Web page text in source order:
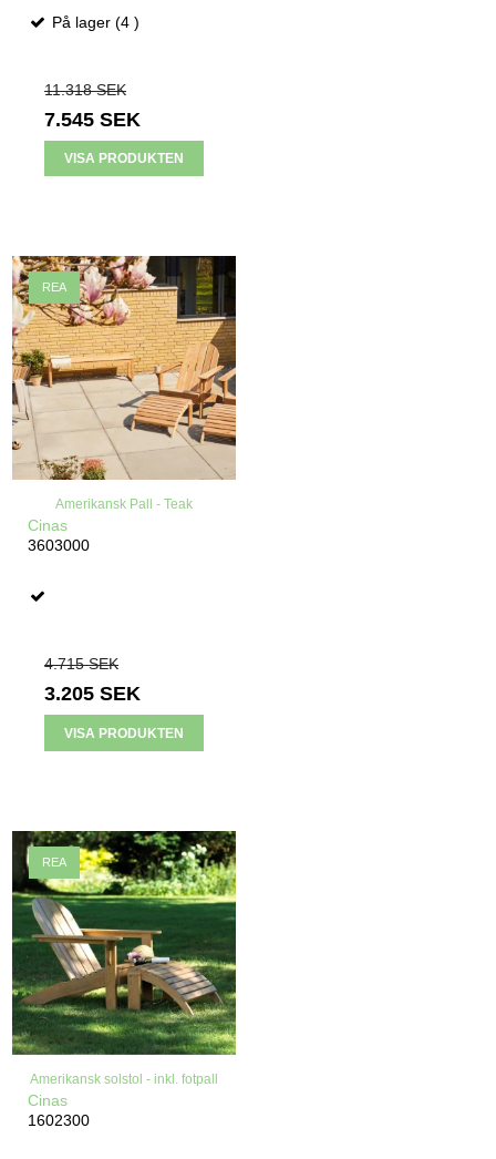
På lager (4 )
11.318 SEK
7.545 SEK
VISA PRODUKTEN
REA
Amerikansk Pall - Teak
Cinas
3603000
4.715 SEK
3.205 SEK
VISA PRODUKTEN
REA
Amerikansk solstol - inkl. fotpall
Cinas
1602300